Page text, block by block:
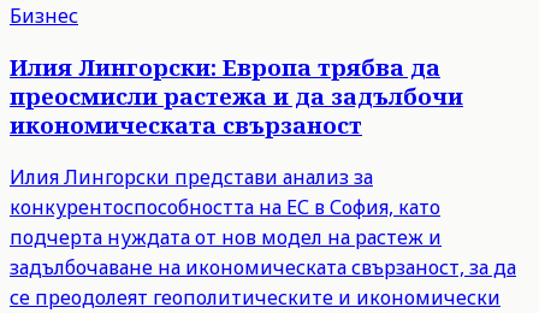
Бизнес
Илия Лингорски: Европа трябва да
преосмисли растежа и да задълбочи
икономическата свързаност
Илия Лингорски представи анализ за
конкурентоспособността на ЕС в София, като
подчерта нуждата от нов модел на растеж и
задълбочаване на икономическата свързаност, за да
се преодолеят геополитическите и икономически